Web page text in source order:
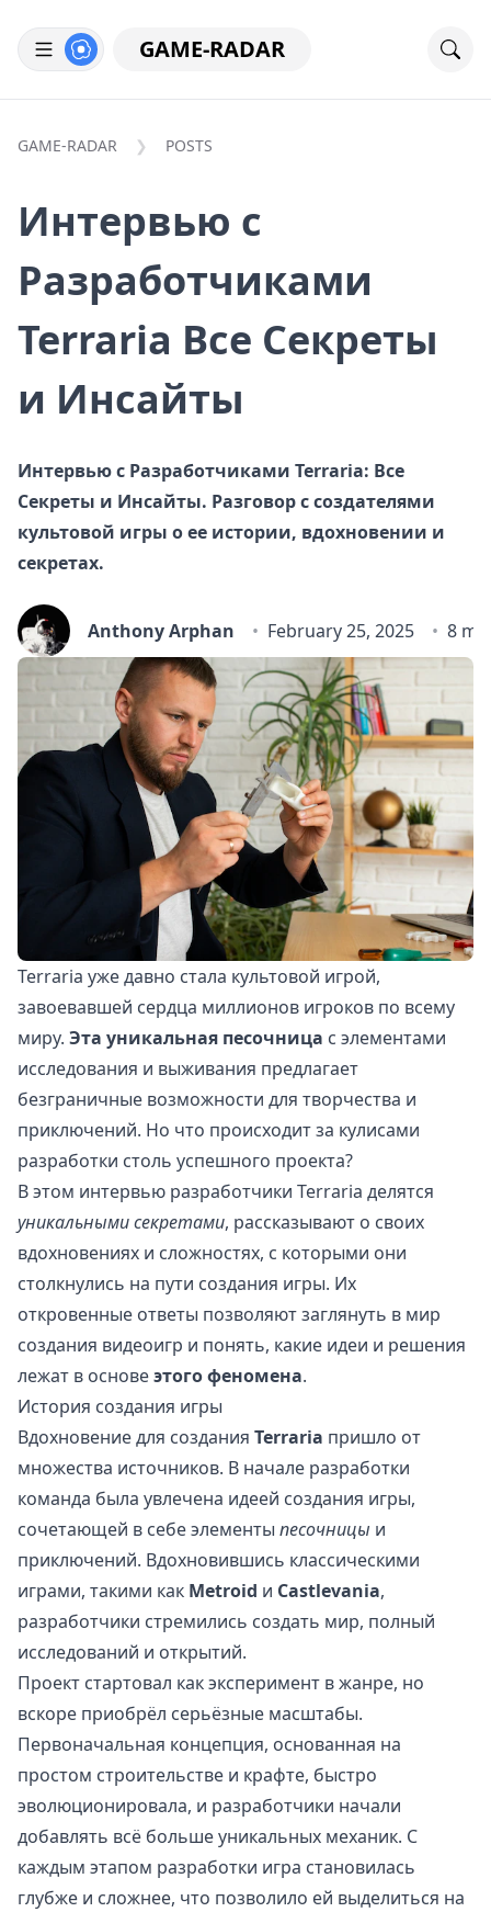
GAME-RADAR
GAME-RADAR POSTS
Интервью с
Разработчиками
Terraria Все Секреты
и Инсайты
Интервью с Разработчиками Terraria: Все
Секреты и Инсайты. Разговор с создателями
культовой игры о ее истории, вдохновении и
секретах.
Anthony Arphan February 25, 2025 8
Terraria уже давно стала культовой игрой,
завоевавшей сердца миллионов игроков по всему
миру. Эта уникальная песочница с элементами
исследования и выживания предлагает
безграничные возможности для творчества и
приключений. Но что происходит за кулисами
разработки столь успешного проекта?
В этом интервью разработчики Terraria делятся
уникальными секретами, рассказывают о своих
вдохновениях и сложностях, с которыми они
столкнулись на пути создания игры. Их
откровенные ответы позволяют заглянуть в мир
создания видеоигр и понять, какие идеи и решения
лежат в основеэтого феномена.
История создания игры
Вдохновение для создания Terraria пришло от
множества источников. В начале разработки
команда была увлечена идеей создания игры,
сочетающей в себе элементы песочницы и
приключений. Вдохновившись классическими
играми, такими как Metroid и Castlevania,
разработчики стремились создать мир, полный
исследований и открытий.
Проект стартовал как эксперимент в жанре, но
вскоре приобрёл серьёзные масштабы.
Первоначальная концепция, основанная на
простом строительстве и крафте, быстро
эволюционировала, и разработчики начали
добавлять всё больше уникальных механик. С
каждым этапом разработки игра становилась
глубже и сложнее, что позволило ей выделиться на